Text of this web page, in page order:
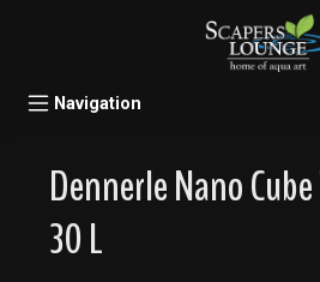
Navigation
Dennerle Nano
30 L